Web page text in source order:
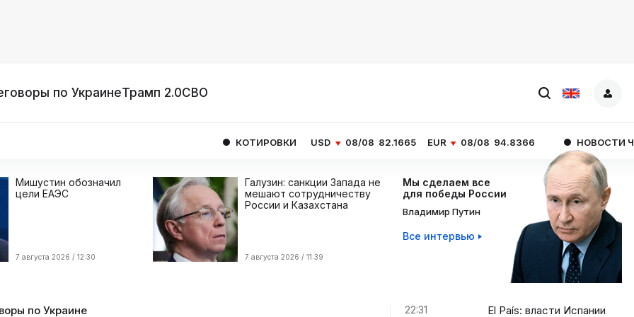
по УкраинеТрамп 2.0СВО
КОТИРОВКИ USD 08/08 82.1665 EUR 08/08 94.8366 НОВОСТИ ЧАСА El País:
Мишустин обозначил
цели ЕАЭС
7 августа 2026 / 12:30
Галузин: санкции Запада не
мешают сотрудничеству
России и Казахстана
7 августа 2026 / 11:39
Мы сделаем все
для победы России
Владимир Путин
Все интервью
по Украине 22:31
El País: власти Испании